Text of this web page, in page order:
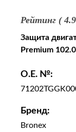
Рейтинг (
Защита
Premium
O.E. №:
Бренд:
Bronex